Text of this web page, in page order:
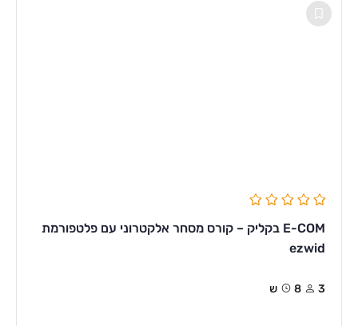
E-COM בקליק – קורס מסחר אלקטרוני עם פלטפורמת
ezwid
3 8ש